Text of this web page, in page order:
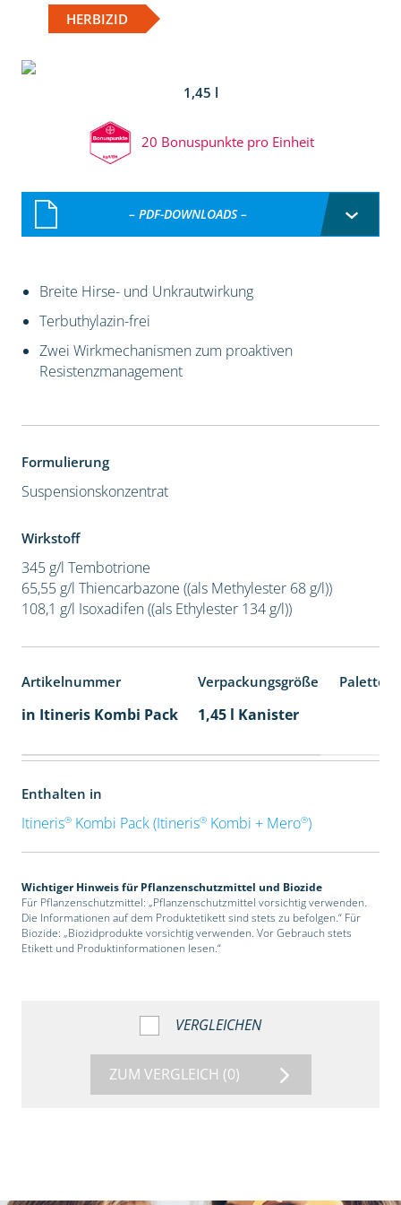
HERBIZID
1,45 l
20 Bonuspunkte pro Einheit
– PDF-DOWNLOADS –
Breite Hirse- und Unkrautwirkung
Terbuthylazin-frei
Zwei Wirkmechanismen zum proaktiven
Resistenzmanagement
Formulierung
Suspensionskonzentrat
Wirkstoff
345 g/l Tembotrione
65,55 g/l Thiencarbazone ((als Methylester 68 g/l))
108,1 g/l Isoxadifen ((als Ethylester 134 g/l))
Artikelnummer Verpackungsgröße
in Itineris Kombi Pack 1,45 l Kanister
Enthalten in
Itineris®Kombi Pack (Itineris®Kombi + Mero®)
Wichtiger Hinweis für Pflanzenschutzmittel und Biozide
Für Pflanzenschutzmittel: „Pflanzenschutzmittel vorsichtig verwenden.
Die Informationen auf dem Produktetikett sind stets zu befolgen.“ Für
Biozide: „Biozidprodukte vorsichtig verwenden. Vor Gebrauch stets
Etikett und Produktinformationen lesen.“
VERGLEICHEN
ZUM VERGLEICH (0)